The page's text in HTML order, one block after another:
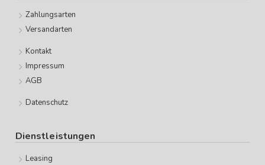
Zahlungsarten
Versandarten
Kontakt
Impressum
AGB
Datenschutz
Dienstleistungen
Leasing